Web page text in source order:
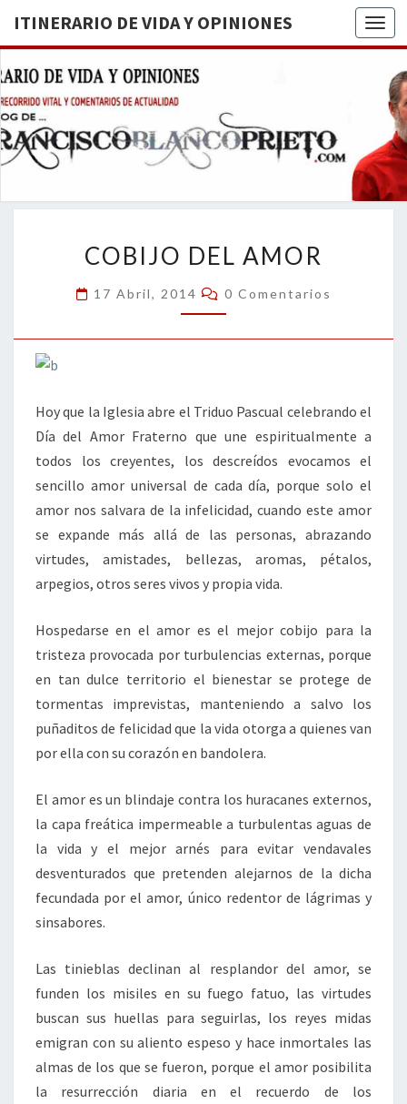
ITINERARIO DE VIDA Y OPINIONES
DE
BREVE
RECORRIDO
VITAL Y
ACTUALIDAD
DEL
AMOR
COBIJO DEL AMOR
17 Abril, 2014 Comentarios
0 Comentarios
Hoy que la Iglesia abre el Triduo Pascual celebrando el
Día del Amor Fraterno que une espiritualmente a
todos los creyentes, los descreídos evocamos el
sencillo amor universal de cada día, porque solo el
amor nos salvara de la infelicidad, cuando este amor
se expande más allá de las personas, abrazando
virtudes, amistades, bellezas, aromas, pétalos,
arpegios, otros seres vivos y propia vida.
Hospedarse en el amor es el mejor cobijo para la
tristeza provocada por turbulencias externas, porque
en tan dulce territorio el bienestar se protege de
tormentas imprevistas, manteniendo a salvo los
puñaditos de felicidad que la vida otorga a quienes van
por ella con su corazón en bandolera.
El amor es un blindaje contra los huracanes externos,
la capa freática impermeable a turbulentas aguas de
la vida y el mejor arnés para evitar vendavales
desventurados que pretenden alejarnos de la dicha
fecundada por el amor, único redentor de lágrimas y
sinsabores.
Las tinieblas declinan al resplandor del amor, se
funden los misiles en su fuego fatuo, las virtudes
buscan sus huellas para seguirlas, los reyes midas
emigran con su aliento espeso y hace inmortales las
almas de los que se fueron, porque el amor posibilita
la resurrección diaria en el recuerdo de los